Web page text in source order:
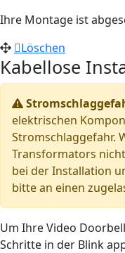
Ihre Montage ist
Löschen
Kabellose
elektrischen
Stromschlaggefahr.
Transformators
bei der Installation
bitte an einen
Um Ihre Video
Schritte in der Blink